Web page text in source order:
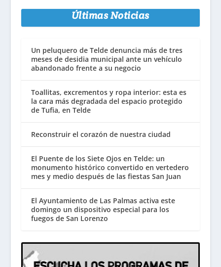
Últimas Noticias
Un peluquero de Telde denuncia más de tres
meses de desidia municipal ante un vehículo
abandonado frente a su negocio
Toallitas, excrementos y ropa interior: esta es
la cara más degradada del espacio protegido
de Tufia, en Telde
Reconstruir el corazón de nuestra ciudad
El Puente de los Siete Ojos en Telde: un
monumento histórico convertido en vertedero
mes y medio después de las fiestas San Juan
El Ayuntamiento de Las Palmas activa este
domingo un dispositivo especial para los
fuegos de San Lorenzo